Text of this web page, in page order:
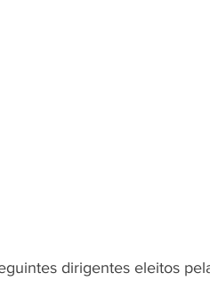
dirigentes eleitos